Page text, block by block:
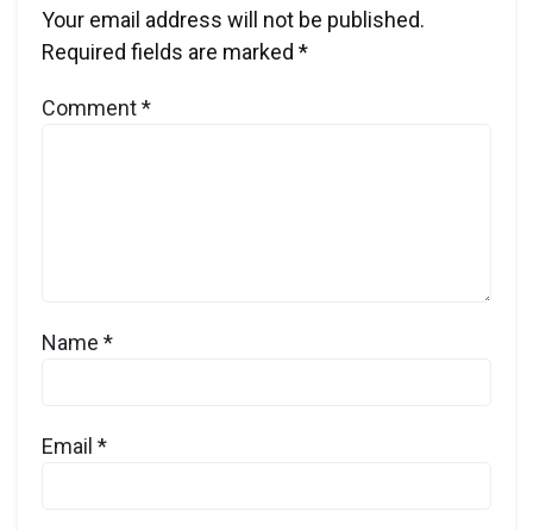
Your email address will not be published.
Required fields are marked *
Comment*
Name *
Email *